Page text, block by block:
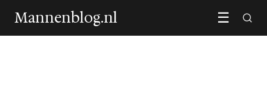
Mannenblog.nl ☰